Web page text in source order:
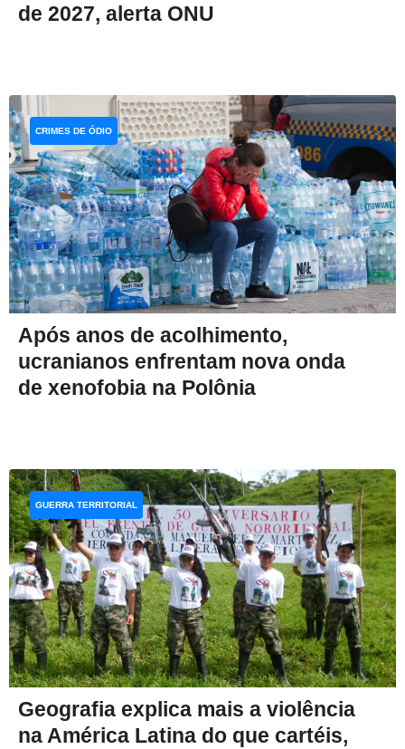
de 2027, alerta ONU
Após anos de acolhimento,
ucranianos enfrentam nova onda
de xenofobia na Polônia
CRIMES DE ÓDIO
Geografia explica mais a violência
na América Latina do que cartéis,
GUERRA TERRITORIAL